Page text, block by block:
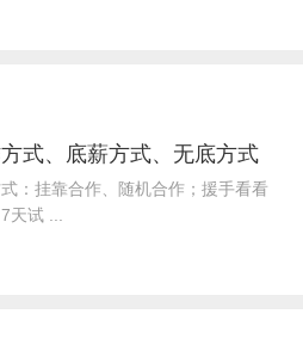
式、底薪方式、无底方式
：挂靠合作、随机合作；援手看看
试 ...